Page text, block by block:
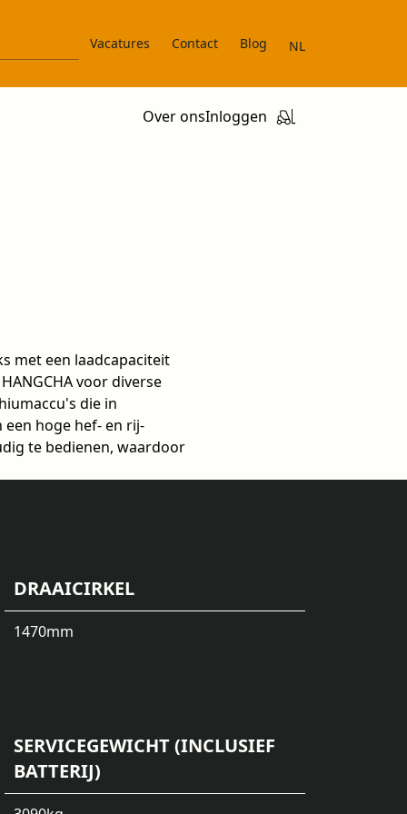
Vacatures Contact Blog NL
Over onsInloggen
met een laadcapaciteit
voor diverse
die in
een hoge hef- en rij-
te bedienen, waardoor
DRAAICIRKEL
1470mm
SERVICEGEWICHT (INCLUSIEF
BATTERIJ)